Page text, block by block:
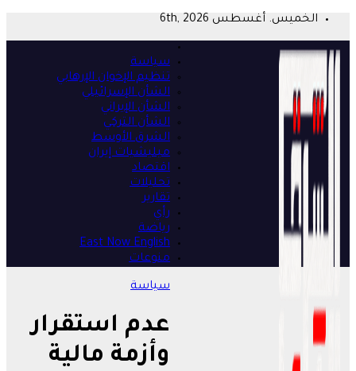
content
الخميس. أغسطس 6th, 2026
سياسة
تنظيم الإخوان الإرهابي
الشأن الإسرائيلي
الشأن الإيراني
الشأن التركي
الشرق الأوسط
ميليشيات إيران
اقتصاد
تحليلات
تقارير
رأي
رياضة
East Now English
منوعات
سياسة
عدم استقرار
وأزمة مالية